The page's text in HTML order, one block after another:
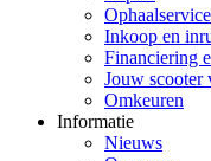
Ophaalservice
Inkoop en
Financiering
Jouw scooter
Omkeuren
Informatie
Nieuws